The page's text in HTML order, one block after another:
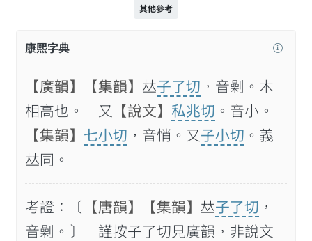
其他參考
康熙字典
【廣韻】 【集韻】 𠀤子了切 ，音劋。木
相高也。 又
【說文】 私兆切 。音小。
【集韻】 七小切 ，音悄。又子小切 。義
𠀤同。
考證：〔 【唐韻】 【集韻】 𠀤子了切 ，
音劋。〕 謹按子了切見廣韻，非說文